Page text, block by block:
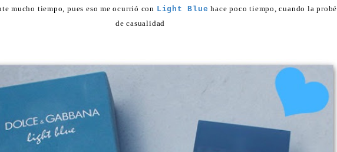
mucho tiempo, pues eso me ocurrió con Light Blue hace poco tiempo, cuando la probé
de casualidad